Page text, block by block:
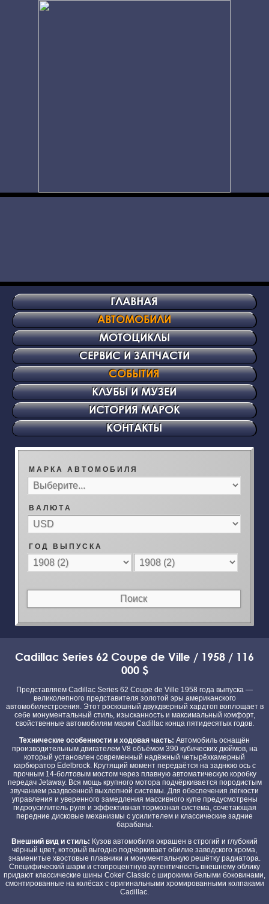
ГЛАВНАЯ
АВТОМОБИЛИ
МОТОЦИКЛЫ
СЕРВИС И ЗАПЧАСТИ
СОБЫТИЯ
КЛУБЫ И МУЗЕИ
ИСТОРИЯ МАРОК
КОНТАКТЫ
М А Р К А А В Т О М О Б И Л Я
В А Л Ю Т А
Г О Д В Ы П У С К А
Cadillac Series 62 Coupe de Ville / 1958 / 116
000 $
Представляем Cadillac Series 62 Coupe de Ville 1958 года выпуска —
великолепного представителя золотой эры американского
автомобилестроения. Этот роскошный двухдверный хардтоп воплощает в
себе монументальный стиль, изысканность и максимальный комфорт,
свойственные автомобилям марки Cadillac конца пятидесятых годов.
Технические особенности и ходовая часть: Автомобиль оснащён
производительным двигателем V8 объёмом 390 кубических дюймов, на
который установлен современный надёжный четырёхкамерный
карбюратор Edelbrock. Крутящий момент передаётся на заднюю ось с
прочным 14-болтовым мостом через плавную автоматическую коробку
передач Jetaway. Вся мощь крупного мотора подчёркивается породистым
звучанием раздвоенной выхлопной системы. Для обеспечения лёгкости
управления и уверенного замедления массивного купе предусмотрены
гидроусилитель руля и эффективная тормозная система, сочетающая
передние дисковые механизмы с усилителем и классические задние
барабаны.
Внешний вид и стиль: Кузов автомобиля окрашен в строгий и глубокий
чёрный цвет, который выгодно подчёркивает обилие заводского хрома,
знаменитые хвостовые плавники и монументальную решётку радиатора.
Специфический шарм и стопроцентную аутентичность внешнему облику
придают классические шины Coker Classic с широкими белыми боковинами,
смонтированные на колёсах с оригинальными хромированными колпаками
Cadillac.